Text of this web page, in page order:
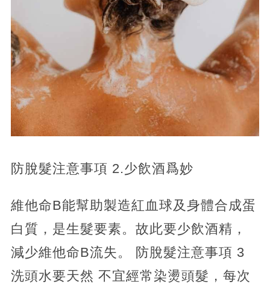
防脫髮注意事項 2.少飲酒爲妙
維他命B能幫助製造紅血球及身體合成蛋
白質，是生髮要素。故此要少飲酒精，
減少維他命B流失。 防脫髮注意事項 3
洗頭水要天然 不宜經常染燙頭髮，每次